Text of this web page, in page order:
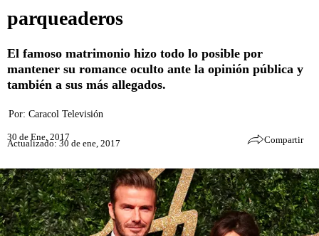
parqueaderos
El famoso matrimonio hizo todo lo posible por
mantener su romance oculto ante la opinión pública y
también a sus más allegados.
Por: Caracol Televisión
30 de Ene, 2017
Actualizado: 30 de ene, 2017 Compartir